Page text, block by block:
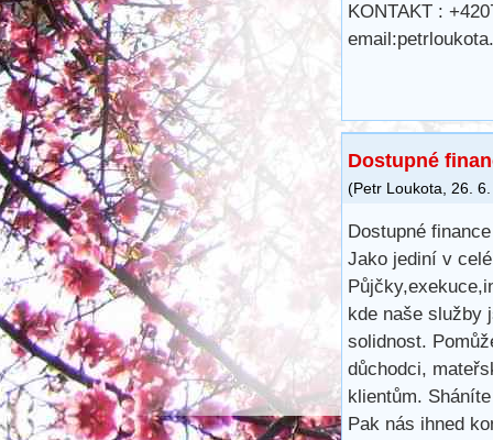
KONTAKT :
Dostupné
(Petr Loukota, 26.
Dostupné
Jako jediní v
kde naše služby
solidnost.
důchodci,
klientům.
Pak nás ihned